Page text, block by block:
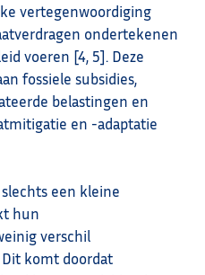
vertegenwoordiging
ondertekenen
voeren [4, 5]. Deze
fossiele subsidies,
belastingen en
en -adaptatie
een kleine
hun
verschil
komt doordat